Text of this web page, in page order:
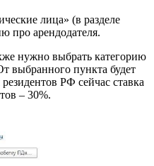
лица» (в разделе
про арендодателя.
нужно выбрать категорию
выбранного пункта будет
РФ сейчас ставка
– 30%.